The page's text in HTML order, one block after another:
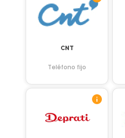
CNT
Teléfono fijo